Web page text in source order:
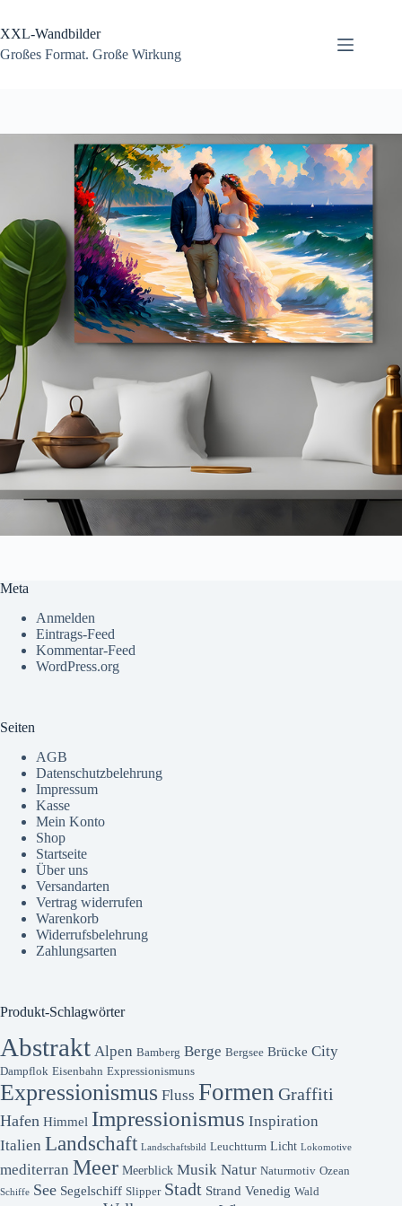
springen
XXL-Wandbilder
Großes Format. Große Wirkung
Meta
Anmelden
Eintrags-Feed
Kommentar-Feed
WordPress.org
Seiten
AGB
Datenschutzbelehrung
Impressum
Kasse
Mein Konto
Shop
Startseite
Über uns
Versandarten
Vertrag widerrufen
Warenkorb
Widerrufsbelehrung
Zahlungsarten
Produkt-Schlagwörter
Abstrakt Alpen Bamberg Berge Bergsee Brücke City
Dampflok Eisenbahn Expressionismuns
Expressionismus Fluss Formen Graffiti
Hafen Himmel Impressionismus Inspiration
Italien Landschaft Landschaftsbild Leuchtturm Licht Lokomotive
mediterran Meer Meerblick Musik Natur Naturmotiv Ozean
Schiffe See Segelschiff Slipper Stadt Strand Venedig Wald